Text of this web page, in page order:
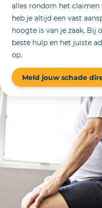
alles rondom het claimen
heb je altijd een vast
hoogte is van je zaak. Bij
beste hulp en het juiste
op.
Meld jouw schade